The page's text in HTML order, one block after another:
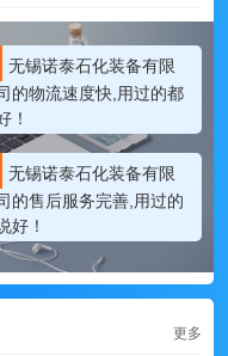
无锡诺泰石化装备有限
的物流速度快,用过的都
！
无锡诺泰石化装备有限
的售后服务完善,用过的
好！
更多